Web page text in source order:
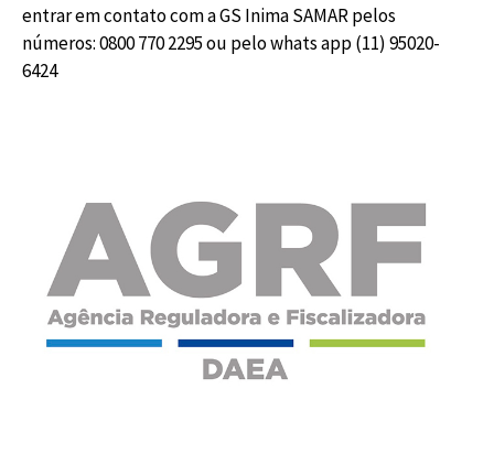
entrar em contato com a GS Inima SAMAR pelos
números: 0800 770 2295 ou pelo whats app (11) 95020-
6424